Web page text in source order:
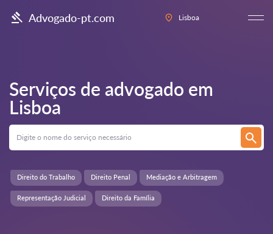
Advogado-pt.com Lisboa
Serviços de advogado em
Lisboa
Direito da Família
Direito do Trabalho Direito Penal Mediação e Arbitragem
Representação Judicial